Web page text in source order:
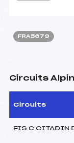
FRA5679
Circuits
Circuits
FIS C CITADIN